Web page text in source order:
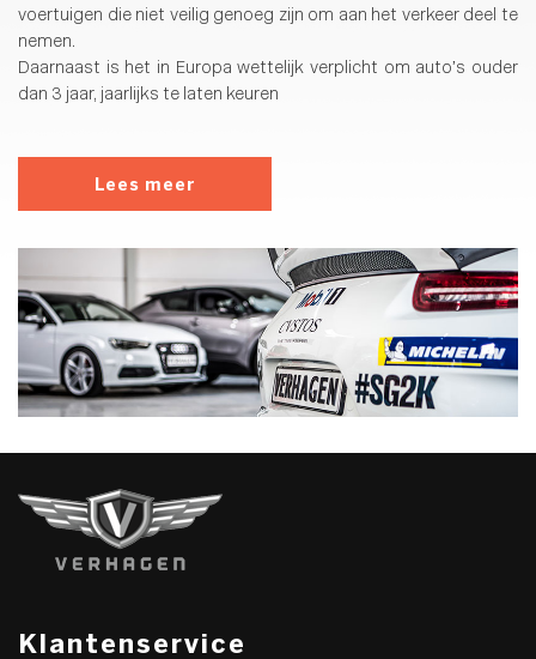
voertuigen die niet veilig genoeg zijn om aan het verkeer deel te
nemen.
Daarnaast is het in Europa wettelijk verplicht om auto’s ouder
dan 3 jaar, jaarlijks te laten keuren
Lees meer
Klantenservice